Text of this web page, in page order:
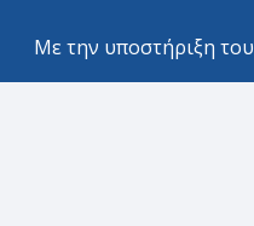
Με την υποστήριξη του